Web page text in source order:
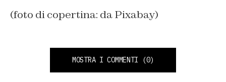
(foto di copertina: da Pixabay)
MOSTRA I COMMENTI (0)